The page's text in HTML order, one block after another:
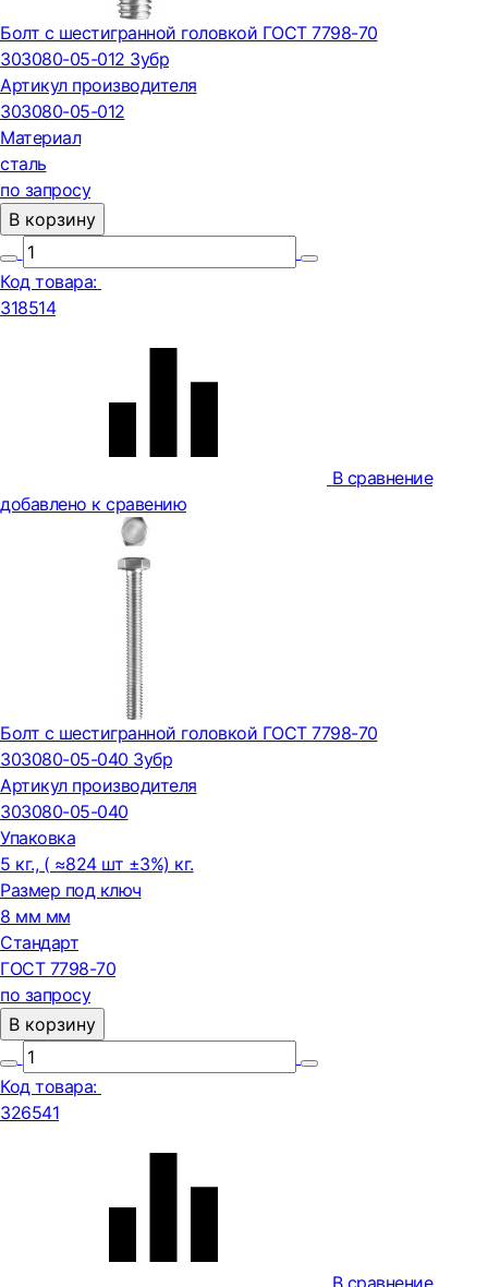
Болт с шестигранной головкой ГОСТ 7798-70
303080-05-012 Зубр
Артикул производителя
303080-05-012
Материал
сталь
по запросу
В корзину
Код товара:
318514
В сравнение
добавлено к сравению
Болт с шестигранной головкой ГОСТ 7798-70
303080-05-040 Зубр
Артикул производителя
303080-05-040
Упаковка
5 кг., ( ≈824 шт ±3%) кг.
Размер под ключ
8 мм мм
Стандарт
ГОСТ 7798-70
по запросу
В корзину
Код товара:
326541